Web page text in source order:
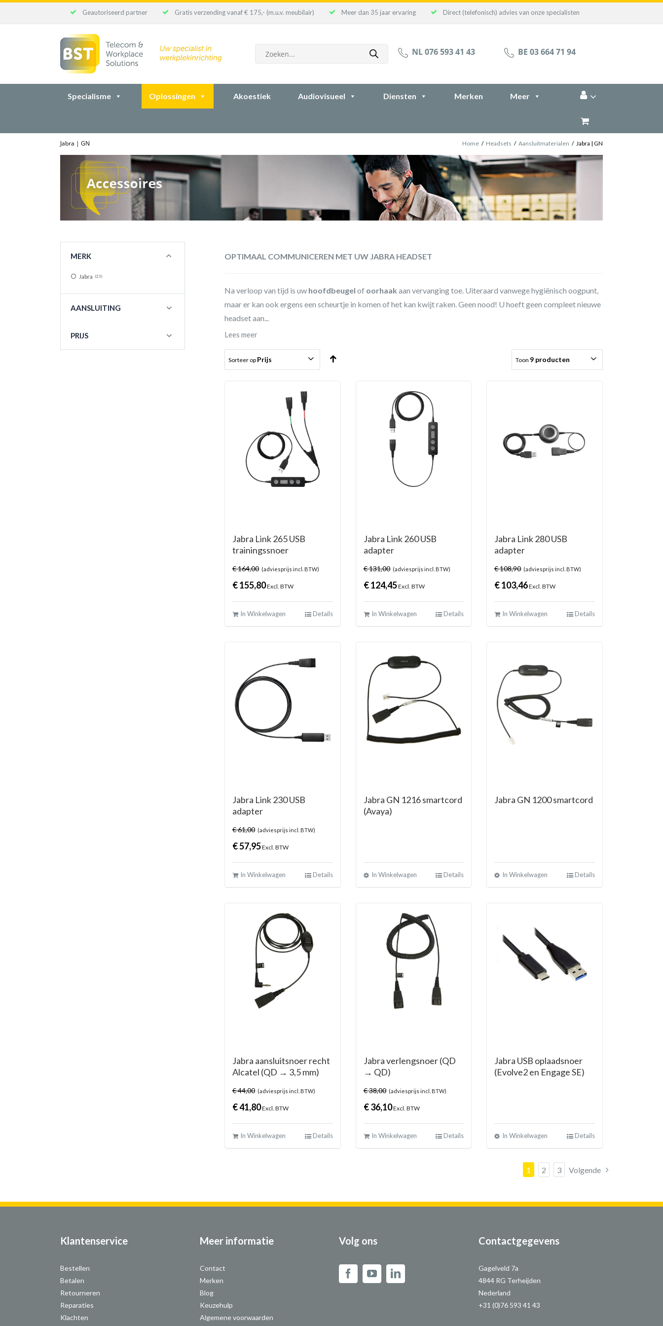
Geautoriseerd partner Gratis verzending vanaf € 175,- (m.u.v. meubilair) Meer dan 35 jaar ervaring Direct (telefonisch) advies van onze specialisten
zoeken NL 076 593 41 43 BE 03 664 71 94
Specialisme Oplossingen Akoestiek Audiovisueel Diensten Merken Meer
Jabra | GN Home / Headsets / Aansluitmaterialen / Jabra | GN
OPTIMAAL COMMUNICEREN MET UW JABRA HEADSET
Na verloop van tijd is uw hoofdbeugel of oorhaak aan vervanging toe. Uiteraard vanwege hygiënisch oogpunt,
maar er kan ook ergens een scheurtje in komen of het kan kwijt raken. Geen nood! U hoeft geen compleet nieuwe
headset aan...
Lees meer
Sorteer op Prijs Toon 9 producten
Jabra Link 265 USB
trainingssnoer
€164,00 (adviesprijs incl. BTW)
€155,80Excl. BTW
In Winkelwagen Details
Jabra Link 260 USB
adapter
€131,00 (adviesprijs incl. BTW)
€124,45Excl. BTW
In Winkelwagen Details
Jabra Link 280 USB
adapter
€108,90 (adviesprijs incl. BTW)
€103,46Excl. BTW
In Winkelwagen Details
Jabra Link 230 USB
adapter
€61,00 (adviesprijs incl. BTW)
€57,95Excl. BTW
In Winkelwagen Details
Jabra GN 1216 smartcord
(Avaya)
In Winkelwagen Details
Jabra GN 1200 smartcord
In Winkelwagen Details
Jabra aansluitsnoer recht
Alcatel (QD → 3,5 mm)
€44,00 (adviesprijs incl. BTW)
€41,80Excl. BTW
In Winkelwagen Details
Jabra verlengsnoer (QD
→ QD)
€38,00 (adviesprijs incl. BTW)
€36,10Excl. BTW
In Winkelwagen Details
Jabra USB oplaadsnoer
(Evolve2 en Engage SE)
In Winkelwagen Details
1 2 3 Volgende
MERK
Jabra 23
AANSLUITING
PRIJS
Klantenservice
Bestellen
Betalen
Retourneren
Reparaties
Klachten
Meer informatie
Contact
Merken
Blog
Keuzehulp
Algemene voorwaarden
Volg ons Contactgegevens
Gagelveld 7a
4844 RG Terheijden
Nederland
+31 (0)76 593 41 43